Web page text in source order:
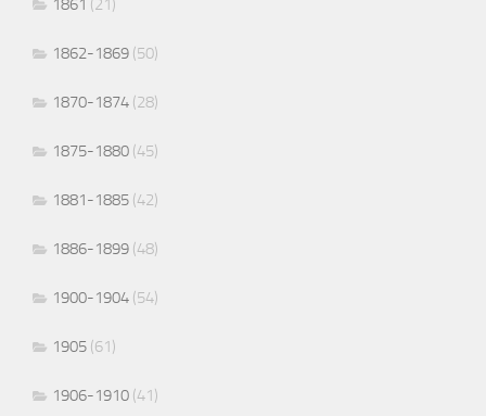
1861 (21)
1862-1869 (50)
1870-1874 (28)
1875-1880 (45)
1881-1885 (42)
1886-1899 (48)
1900-1904 (54)
1905 (61)
1906-1910 (41)